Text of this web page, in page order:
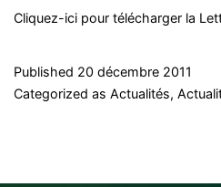
Cliquez-ici pour télécharger la
Published 20 décembre 2011
Categorized as Actualités,